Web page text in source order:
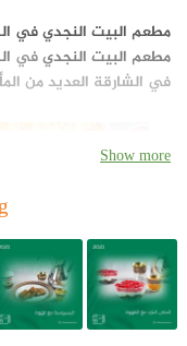
مطعم البيت النجدي في
مطعم البيت النجديفي
في الشارقة العديد من
Show more